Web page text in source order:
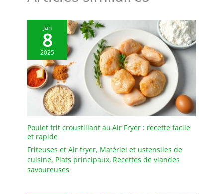
Jan
8
2025
Poulet frit croustillant au Air Fryer : recette facile
et rapide
Friteuses et Air fryer, Matériel et ustensiles de
cuisine, Plats principaux, Recettes de viandes
savoureuses